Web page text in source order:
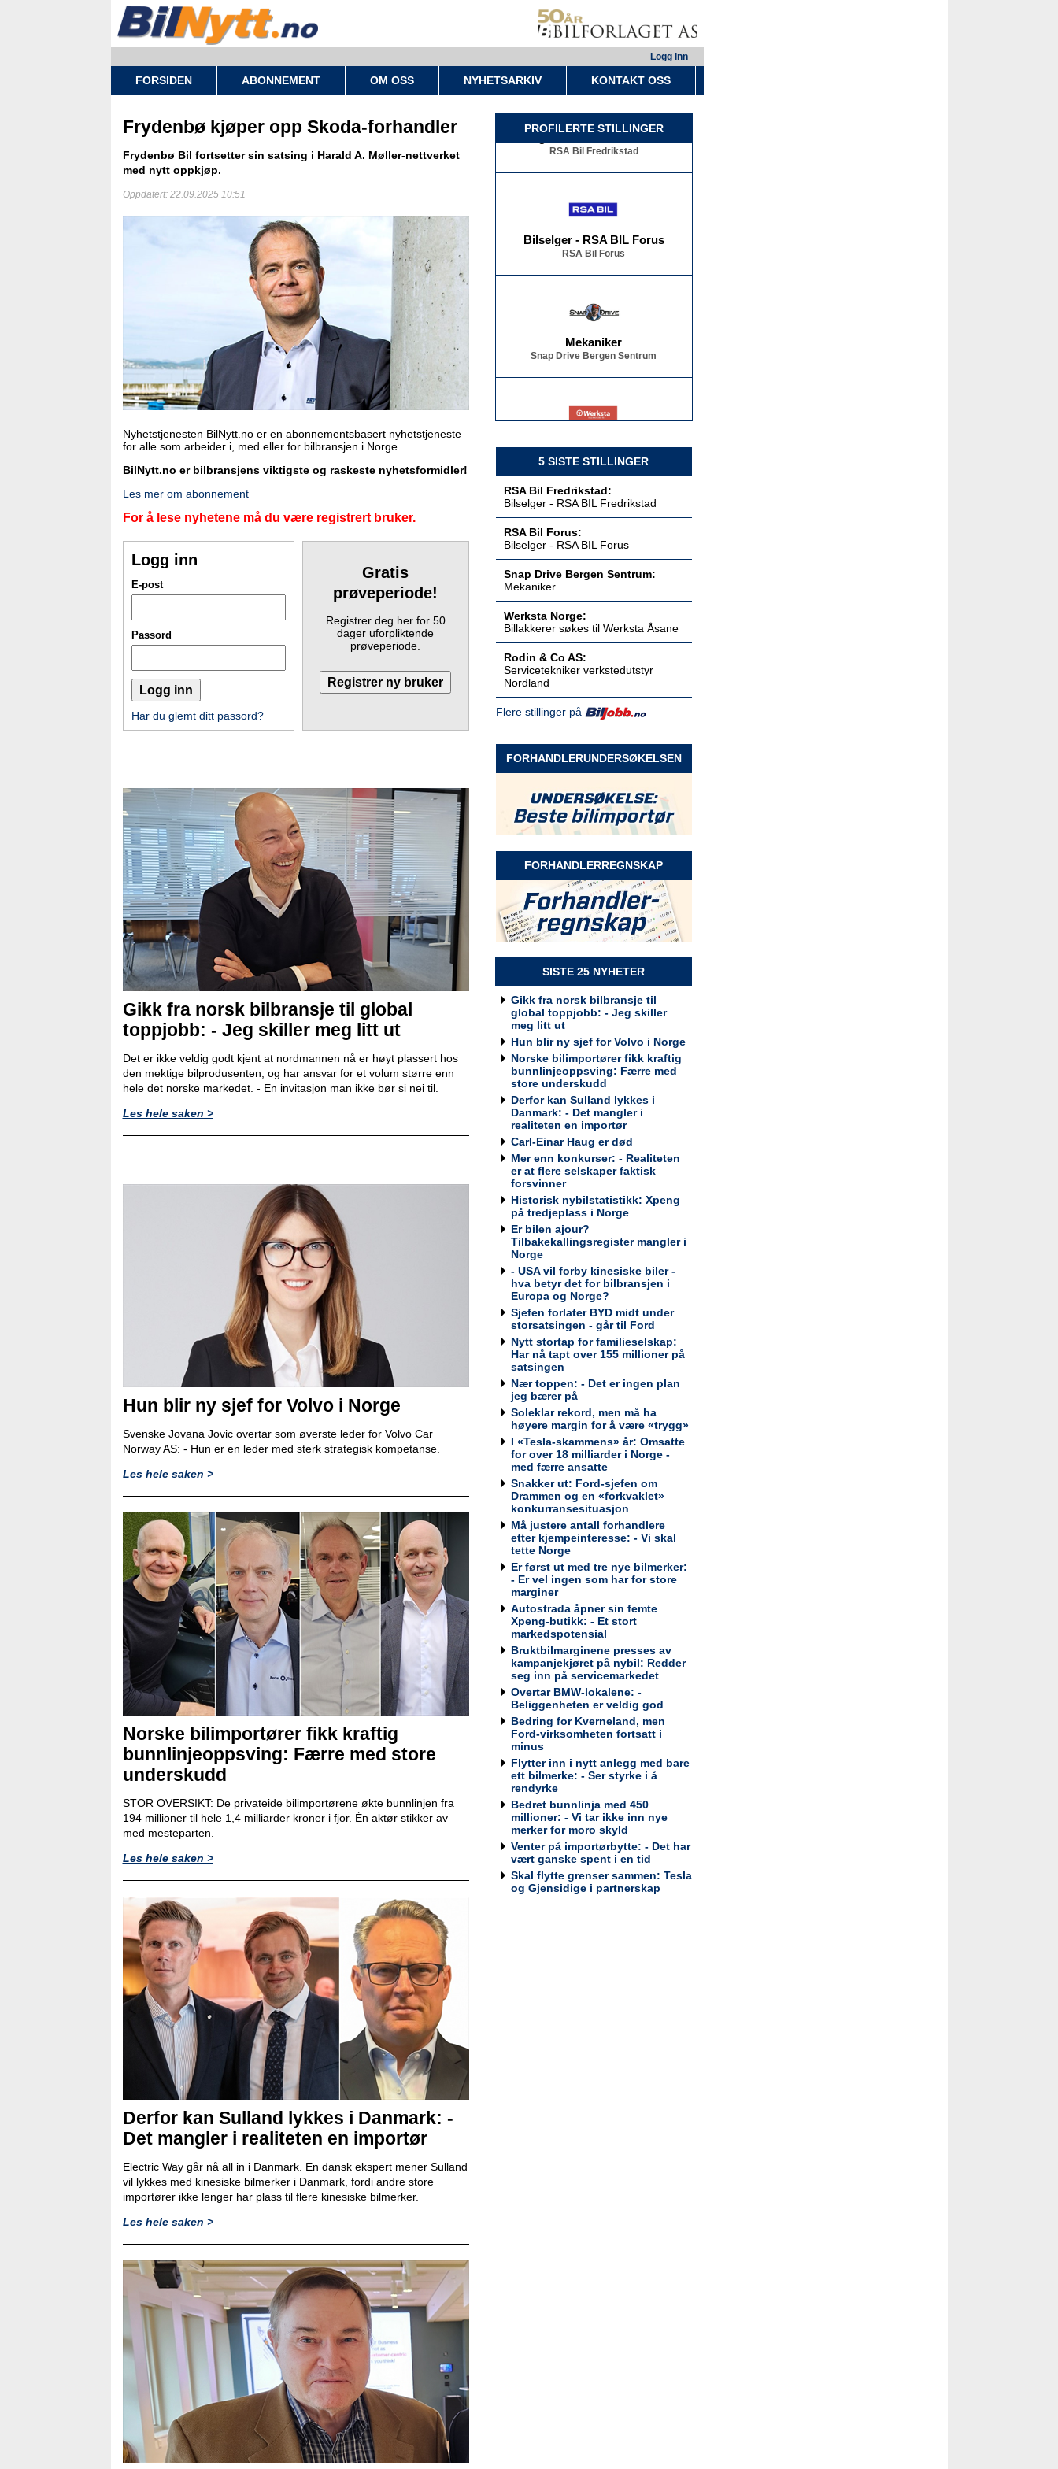
Logg inn
FORSIDEN ABONNEMENT OM OSS NYHETSARKIV KONTAKT OSS
Frydenbø kjøper opp Skoda-forhandler
Frydenbø Bil fortsetter sin satsing i Harald A. Møller-nettverket
med nytt oppkjøp.
Oppdatert: 22.09.2025 10:51
Nyhetstjenesten BilNytt.no er en abonnementsbasert nyhetstjeneste
for alle som arbeider i, med eller for bilbransjen i Norge.
BilNytt.no er bilbransjens viktigste og raskeste nyhetsformidler!
Les mer om abonnement
For å lese nyhetene må du være registrert bruker.
Logg inn
E-post
Passord
Har du glemt ditt passord?
Gratis
prøveperiode!
Registrer deg her for 50
dager uforpliktende
prøveperiode.
Gikk fra norsk bilbransje til global
toppjobb: - Jeg skiller meg litt ut
Det er ikke veldig godt kjent at nordmannen nå er høyt plassert hos
den mektige bilprodusenten, og har ansvar for et volum større enn
hele det norske markedet. - En invitasjon man ikke bør si nei til.
Les hele saken >
Hun blir ny sjef for Volvo i Norge
Svenske Jovana Jovic overtar som øverste leder for Volvo Car
Norway AS: - Hun er en leder med sterk strategisk kompetanse.
Les hele saken >
Norske bilimportører fikk kraftig
bunnlinjeoppsving: Færre med store
underskudd
STOR OVERSIKT: De privateide bilimportørene økte bunnlinjen fra
194 millioner til hele 1,4 milliarder kroner i fjor. Én aktør stikker av
med mesteparten.
Les hele saken >
Derfor kan Sulland lykkes i Danmark: -
Det mangler i realiteten en importør
Electric Way går nå all in i Danmark. En dansk ekspert mener Sulland
vil lykkes med kinesiske bilmerker i Danmark, fordi andre store
importører ikke lenger har plass til flere kinesiske bilmerker.
Les hele saken >
PROFILERTE STILLINGER
Bilselger - RSA BIL Fredrikstad
RSA Bil Forus
Snap Drive Bergen Sentrum
Servicetekniker verkstedutstyr
Nordland
Servicetekniker verkstedutstyr
Østlandet
Rodin & Co AS
Rodin & Co AS
Selger kundeservice
Rodin & Co AS
Billakkerer søkes til Werksta
Grorud
Werksta Norge
Kundemottaker og Takserer for
Werksta Grorud
Werksta Norge
Salgssjef
Servicemarkedsleder
Teknisk kontrollør
Viking Kontroll AS
Avdelingsleder / Kundemottaker
Mekonomen Bilverksted, Arna
Bilmekaniker / Service Technician -
Haugesund
Tesla Norway AS
Bodø
Tesla Norway AS
Bilmekaniker / Service Technician -
Tesla Norway AS
5 SISTE STILLINGER
RSA Bil Fredrikstad:
Bilselger - RSA BIL Fredrikstad
RSA Bil Forus:
Bilselger - RSA BIL Forus
Snap Drive Bergen Sentrum:
Mekaniker
Werksta Norge:
Billakkerer søkes til Werksta Åsane
Rodin & Co AS:
Servicetekniker verkstedutstyr
Nordland
Flere stillinger på
FORHANDLERUNDERSØKELSEN
FORHANDLERREGNSKAP
SISTE 25 NYHETER
Gikk fra norsk bilbransje til
global toppjobb: - Jeg skiller
meg litt ut
Hun blir ny sjef for Volvo i Norge
Norske bilimportører fikk kraftig
bunnlinjeoppsving: Færre med
store underskudd
Derfor kan Sulland lykkes i
Danmark: - Det mangler i
realiteten en importør
Carl-Einar Haug er død
Mer enn konkurser: - Realiteten
er at flere selskaper faktisk
forsvinner
Historisk nybilstatistikk: Xpeng
på tredjeplass i Norge
Er bilen ajour?
Tilbakekallingsregister mangler i
Norge
- USA vil forby kinesiske biler -
hva betyr det for bilbransjen i
Europa og Norge?
Sjefen forlater BYD midt under
storsatsingen - går til Ford
Nytt stortap for familieselskap:
Har nå tapt over 155 millioner på
satsingen
Nær toppen: - Det er ingen plan
jeg bærer på
Soleklar rekord, men må ha
høyere margin for å være «trygg»
I «Tesla-skammens» år: Omsatte
for over 18 milliarder i Norge -
med færre ansatte
Snakker ut: Ford-sjefen om
Drammen og en «forkvaklet»
konkurransesituasjon
Må justere antall forhandlere
etter kjempeinteresse: - Vi skal
tette Norge
Er først ut med tre nye bilmerker:
- Er vel ingen som har for store
marginer
Autostrada åpner sin femte
Xpeng-butikk: - Et stort
markedspotensial
Bruktbilmarginene presses av
kampanjekjøret på nybil: Redder
seg inn på servicemarkedet
Overtar BMW-lokalene: -
Beliggenheten er veldig god
Bedring for Kverneland, men
Ford-virksomheten fortsatt i
minus
Flytter inn i nytt anlegg med bare
ett bilmerke: - Ser styrke i å
rendyrke
Bedret bunnlinja med 450
millioner: - Vi tar ikke inn nye
merker for moro skyld
Venter på importørbytte: - Det har
vært ganske spent i en tid
Skal flytte grenser sammen: Tesla
og Gjensidige i partnerskap